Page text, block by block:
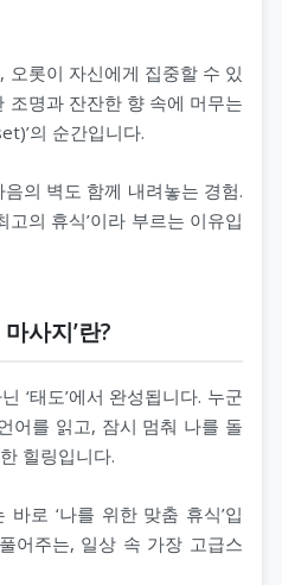
오롯이 자신에게 집중할 수 있
조명과 잔잔한 향 속에 머무는
의 순간입니다.
의 벽도 함께 내려놓는 경험.
고의 휴식’이라 부르는 이유입
사지’란?
‘태도’에서 완성됩니다. 누군
어를 읽고, 잠시 멈춰 나를 돌
힐링입니다.
로 ‘나를 위한 맞춤 휴식’입
어주는, 일상 속 가장 고급스